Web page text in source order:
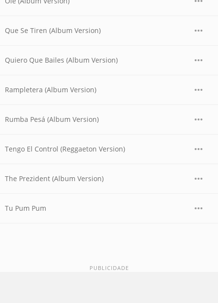
Que Se Tiren (Album Version)
Quiero Que Bailes (Album Version)
Rampletera (Album Version)
Rumba Pesá (Album Version)
Tengo El Control (Reggaeton Version)
The Prezident (Album Version)
Tu Pum Pum